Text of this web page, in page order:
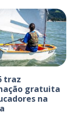
traz
gratuita
na